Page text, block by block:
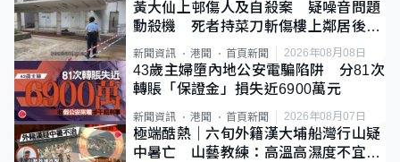
黃大仙上邨傷人及自殺案 疑噪音問題
動殺機 死者持菜刀斬傷樓上鄰居後墮
斃
新聞資訊 港聞 首頁新聞 2026年08月08日
43歲主婦墮內地公安電騙陷阱 分81次
轉賬「保證金」損失近6900萬元
新聞資訊 港聞 首頁新聞 2026年08月07日
極端酷熱｜六旬外籍漢大埔船灣行山疑
中暑亡 山藝教練：高溫高濕度不宜遠